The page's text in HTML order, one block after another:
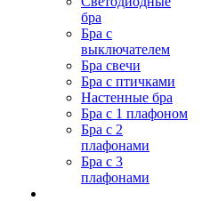
бра
Бра с
выключателем
Бра свечи
Бра с птичками
Настенные бра
Бра с 1 плафоном
Бра с 2
плафонами
Бра с 3
плафонами